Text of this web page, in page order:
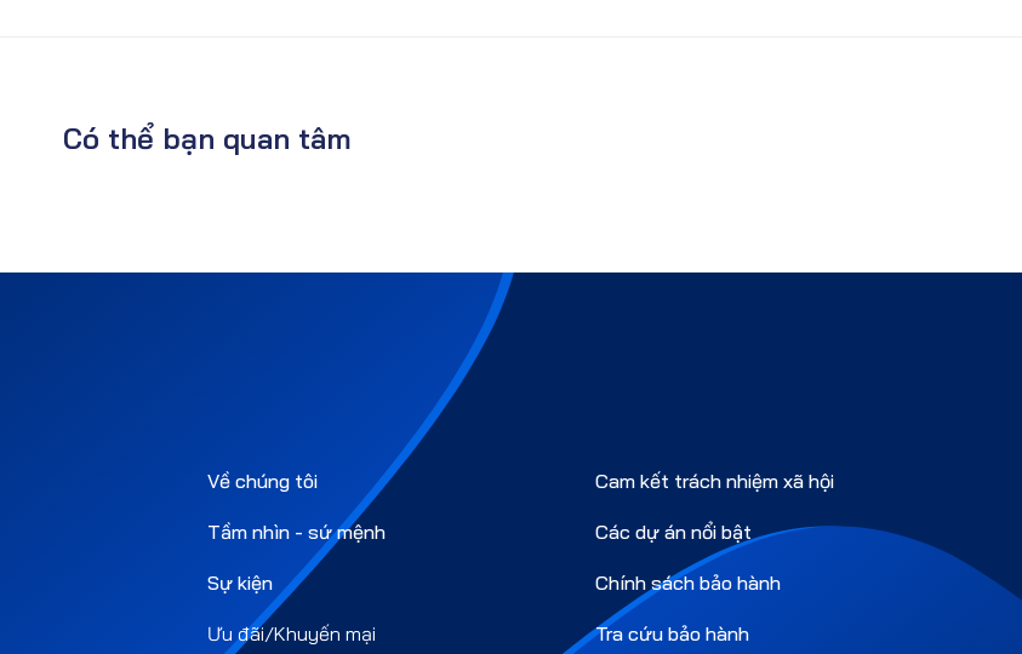
Có thể bạn quan tâm
Về chúng tôi
Tầm nhìn - sứ mệnh
Sự kiện
Ưu đãi/Khuyến mại
Cam kết trách nhiệm xã hội
Các dự án nổi bật
Chính sách bảo hành
Tra cứu bảo hành